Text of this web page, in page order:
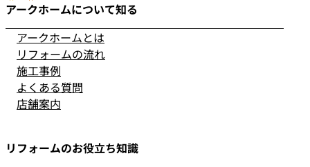
アークホームについて知る
アークホームとは
リフォームの流れ
施工事例
よくある質問
店舗案内
リフォームのお役立ち知識